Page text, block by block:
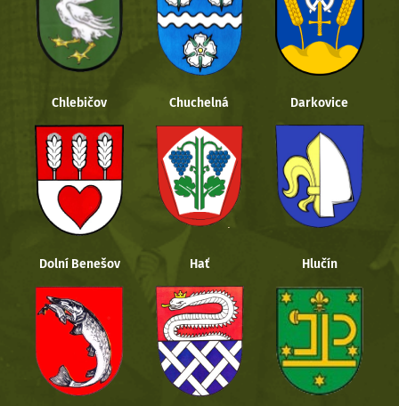
Chlebičov Chuchelná Darkovice
Dolní Benešov Hať Hlučín